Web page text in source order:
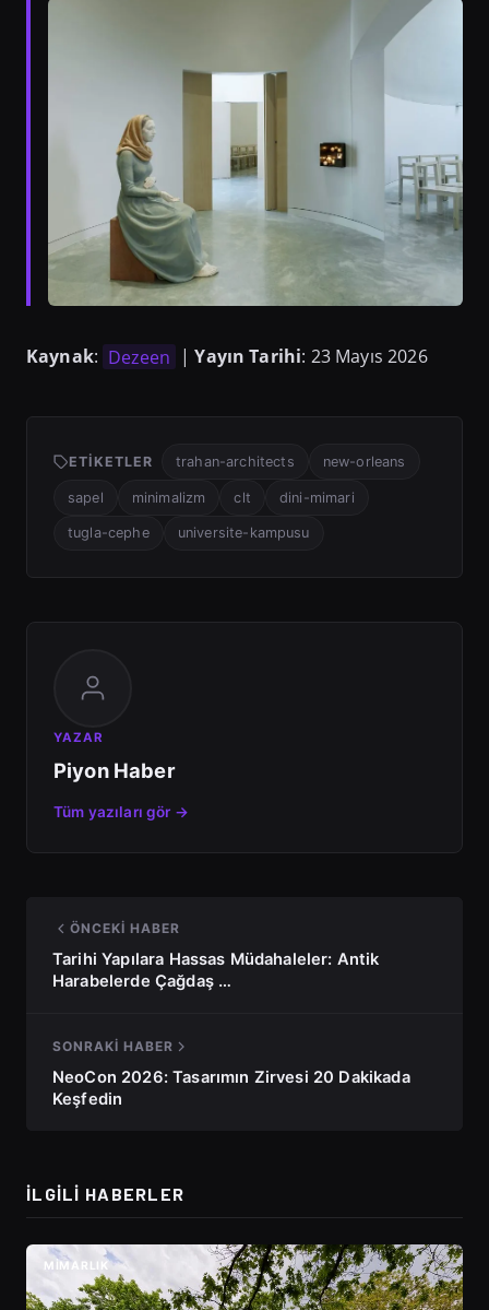
Kaynak: Dezeen |Yayın Tarihi: 23 Mayıs 2026
ETIKETLER trahan-architects new-orleans
sapel minimalizm clt dini-mimari
tugla-cephe universite-kampusu
YAZAR
Piyon Haber
Tüm yazıları gör →
ÖNCEKI HABER
Tarihi Yapılara Hassas Müdahaleler: Antik
Harabelerde Çağdaş …
SONRAKI HABER
NeoCon 2026: Tasarımın Zirvesi 20 Dakikada
Keşfedin
İLGILI HABERLER
MIMARLIK